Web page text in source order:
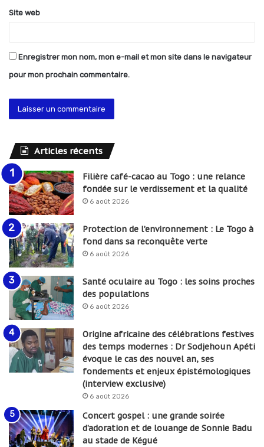
Site web
Enregistrer mon nom, mon e-mail et mon site dans le navigateur
pour mon prochain commentaire.
Articles récents
Filière café-cacao au Togo : une relance
fondée sur le verdissement et la qualité
6 août 2026
Protection de l’environnement : Le Togo à
fond dans sa reconquête verte
6 août 2026
Santé oculaire au Togo : les soins proches
des populations
6 août 2026
Origine africaine des célébrations festives
des temps modernes : Dr Sodjehoun Apéti
évoque le cas des nouvel an, ses
fondements et enjeux épistémologiques
(interview exclusive)
6 août 2026
Concert gospel : une grande soirée
d’adoration et de louange de Sonnie Badu
au stade de Kégué